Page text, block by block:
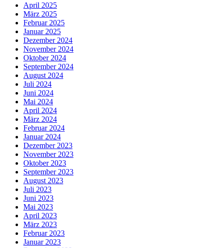
April 2025
März 2025
Februar 2025
Januar 2025
Dezember 2024
November 2024
Oktober 2024
September 2024
August 2024
Juli 2024
Juni 2024
Mai 2024
April 2024
März 2024
Februar 2024
Januar 2024
Dezember 2023
November 2023
Oktober 2023
September 2023
August 2023
Juli 2023
Juni 2023
Mai 2023
April 2023
März 2023
Februar 2023
Januar 2023